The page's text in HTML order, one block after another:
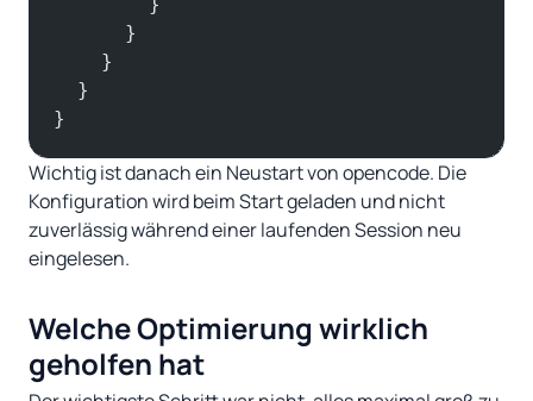
      }
    }
  }
}
Wichtig ist danach ein Neustart von opencode. Die
Konfiguration wird beim Start geladen und nicht
zuverlässig während einer laufenden Session neu
eingelesen.
Welche Optimierung wirklich
geholfen hat